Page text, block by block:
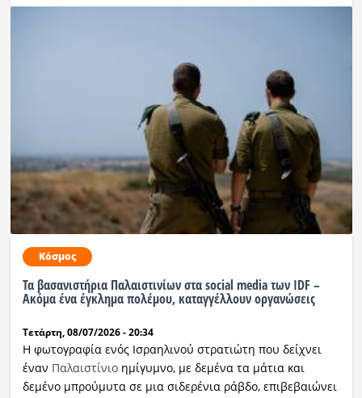
Κόσμος
Τα βασανιστήρια Παλαιστινίων στα social media των IDF –
Ακόμα ένα έγκλημα πολέμου, καταγγέλλουν οργανώσεις
Τετάρτη, 08/07/2026 - 20:34
Η φωτογραφία ενός Ισραηλινού στρατιώτη που δείχνει
έναν Παλαιστίνιοημίγυμνο, με δεμένα τα μάτια και
δεμένο μπρούμυτα σε μια σιδερένια ράβδο, επιβεβαιώνει